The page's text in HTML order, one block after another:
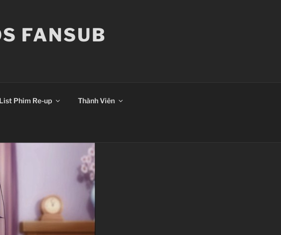
FANSUB
List Phim Re-up Thành Viên